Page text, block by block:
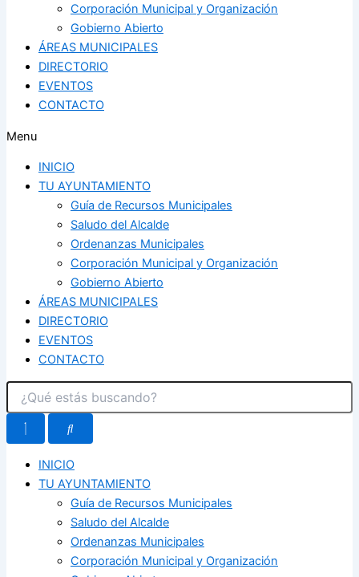
Corporación Municipal y Organización
Gobierno Abierto
ÁREAS MUNICIPALES
DIRECTORIO
EVENTOS
CONTACTO
Menu
INICIO
TU AYUNTAMIENTO
Guía de Recursos Municipales
Saludo del Alcalde
Ordenanzas Municipales
Corporación Municipal y Organización
Gobierno Abierto
ÁREAS MUNICIPALES
DIRECTORIO
EVENTOS
CONTACTO
INICIO
TU AYUNTAMIENTO
Guía de Recursos Municipales
Saludo del Alcalde
Ordenanzas Municipales
Corporación Municipal y Organización